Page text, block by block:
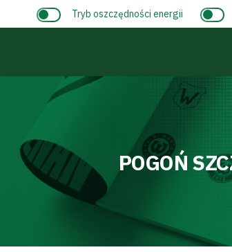
Tryb oszczędności energii
POGOŃ